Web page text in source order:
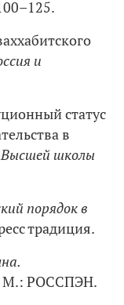
и
статус
в
школы
порядок в
традиция.
М.: РОССПЭН.